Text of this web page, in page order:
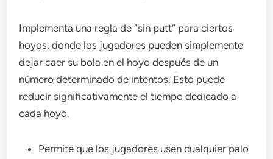
Implementa una regla de “sin putt” para ciertos
hoyos, donde los jugadores pueden simplemente
dejar caer su bola en el hoyo después de un
número determinado de intentos. Esto puede
reducir significativamente el tiempo dedicado a
cada hoyo.
Permite que los jugadores usen cualquier palo